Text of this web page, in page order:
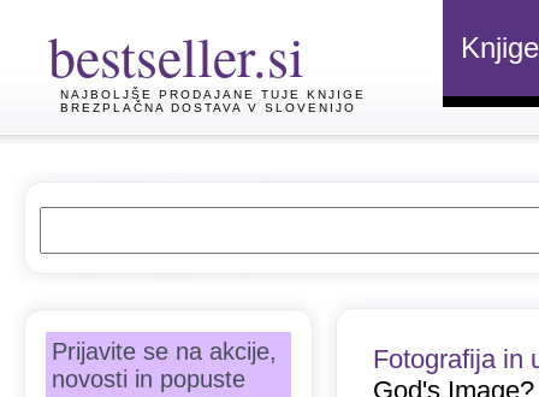
bestseller.si
NAJBOLJŠE PRODAJANE TUJE KNJIGE
BREZPLAČNA DOSTAVA V SLOVENIJO
Knjige
Fotografija in
God's Image?
Prijavite se na akcije,
novosti in popuste